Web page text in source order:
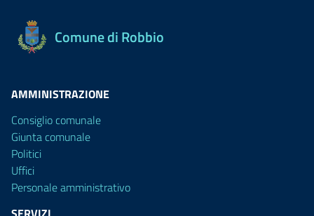
Comune di Robbio
AMMINISTRAZIONE
Consiglio comunale
Giunta comunale
Politici
Uffici
Personale amministrativo